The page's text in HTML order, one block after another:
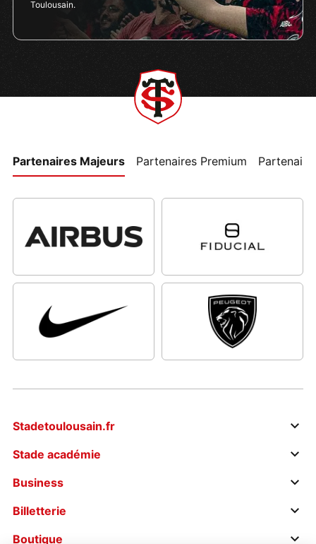
Toulousain.
Partenaires Majeurs Partenaires Premium
Stadetoulousain.fr
Stade académie
Business
Billetterie
Boutique